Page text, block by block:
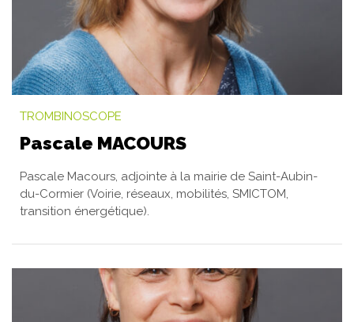
TROMBINOSCOPE
Pascale MACOURS
Pascale Macours, adjointe à la mairie de Saint-Aubin-
du-Cormier (Voirie, réseaux, mobilités, SMICTOM,
transition énergétique).